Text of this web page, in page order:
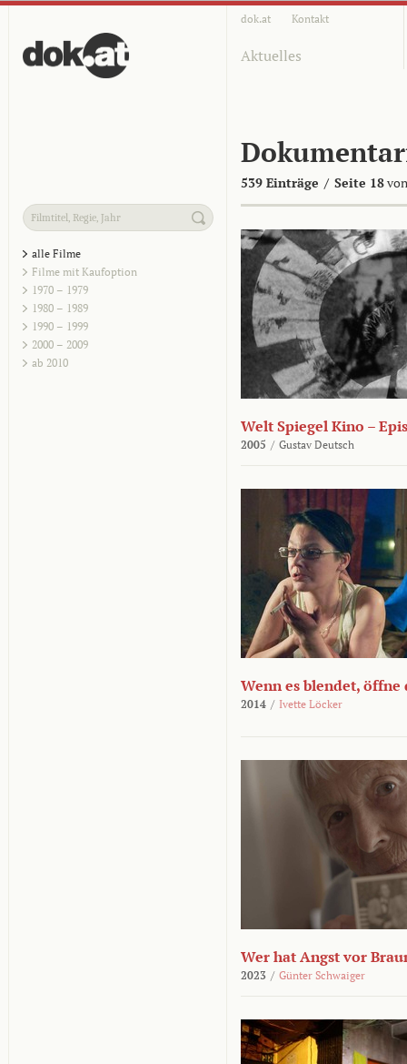
dok.at Kontakt
Aktuelles
539 Einträge / Seite 18
alle Filme
Filme mit Kaufoption
1970 – 1979
1980 – 1989
1990 – 1999
2000 – 2009
ab 2010
Welt Spiegel Kino –
2005 / Gustav Deutsch
Wenn es blendet, öffne
2014 / Ivette Löcker
Wer hat Angst vor
2023 / Günter Schwaiger